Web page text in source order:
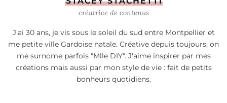
créatrice de contenus
J'ai 30 ans, je vis sous le soleil du sud entre Montpellier et
me petite ville Gardoise natale. Créative depuis toujours, on
me surnome parfois "Mlle DIY". J'aime inspirer par mes
créations mais aussi par mon style de vie : fait de petits
bonheurs quotidiens.